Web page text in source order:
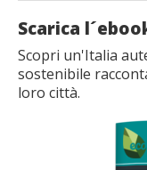
Scarica
Scopri un'Italia
sostenibile
loro città.